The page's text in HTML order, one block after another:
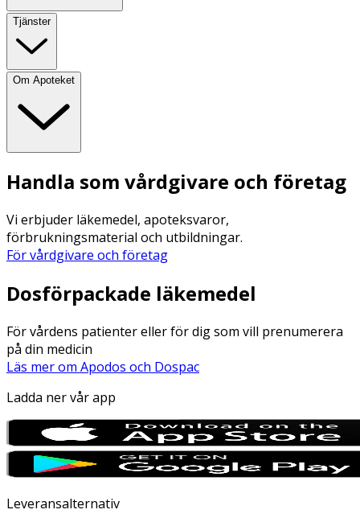
Tjänster
Om Apoteket
Handla som vårdgivare och företag
Vi erbjuder läkemedel, apoteksvaror,
förbrukningsmaterial och utbildningar.
För vårdgivare och företag
Dosförpackade läkemedel
För vårdens patienter eller för dig som vill prenumerera
på din medicin
Läs mer om Apodos och Dospac
Ladda ner vår app
Leveransalternativ